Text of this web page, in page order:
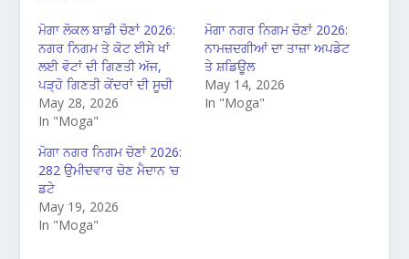
ਮੋਗਾ ਲੋਕਲ ਬਾਡੀ ਚੋਣਾਂ 2026:
ਨਗਰ ਨਿਗਮ ਤੇ ਕੋਟ ਈਸੇ ਖਾਂ
ਲਈ ਵੋਟਾਂ ਦੀ ਗਿਣਤੀ ਅੱਜ,
ਪੜ੍ਹੋ ਗਿਣਤੀ ਕੇਂਦਰਾਂ ਦੀ ਸੂਚੀ
May 28, 2026
In "Moga"
ਮੋਗਾ ਨਗਰ ਨਿਗਮ ਚੋਣਾਂ 2026:
ਨਾਮਜ਼ਦਗੀਆਂ ਦਾ ਤਾਜ਼ਾ ਅਪਡੇਟ
ਤੇ ਸ਼ਡਿਊਲ
May 14, 2026
In "Moga"
ਮੋਗਾ ਨਗਰ ਨਿਗਮ ਚੋਣਾਂ 2026:
282 ਉਮੀਦਵਾਰ ਚੋਣ ਮੈਦਾਨ ‘ਚ
ਡਟੇ
May 19, 2026
In "Moga"